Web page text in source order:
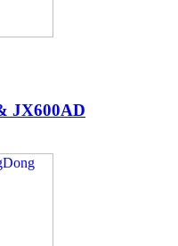
JX600AD